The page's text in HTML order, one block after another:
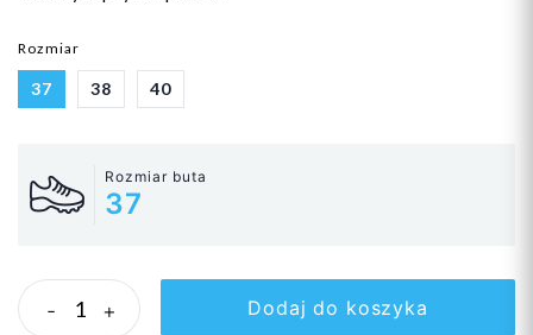
Rozmiar
37 38 40
Rozmiar buta
37
- + Dodaj do koszyka